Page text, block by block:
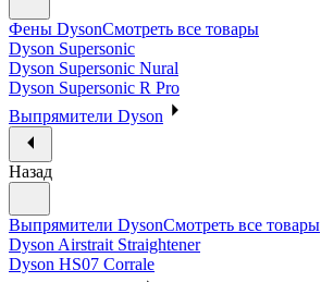
Фены DysonСмотреть все товары
Dyson Supersonic
Dyson Supersonic Nural
Dyson Supersonic R Pro
Выпрямители Dyson
Назад
Выпрямители DysonСмотреть все товары
Dyson Airstrait Straightener
Dyson HS07 Corrale